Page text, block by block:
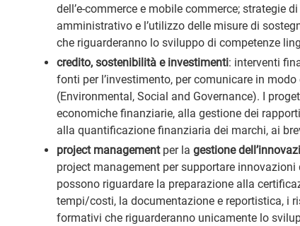
dell’e-commerce e mobile commerce; strategie
amministrativo e l’utilizzo delle misure di
che riguarderanno lo sviluppo di competenze
credito, sostenibilità e investimenti: interventi
fonti per l’investimento, per comunicare in
(Environmental, Social and Governance). I
economiche finanziarie, alla gestione dei
alla quantificazione finanziaria dei marchi, ai
project managementper la gestione
project management per supportare
possono riguardare la preparazione alla
tempi/costi, la documentazione e reportistica, i
formativi che riguarderanno unicamente lo